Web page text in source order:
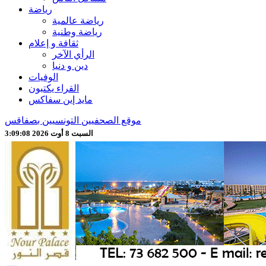
رياضة
رياضة عالمية
رياضة وطنية
ثقافة و إعلام
الرأي الآخر
دين و دنيا
الوفيات
القراء يكتبون
مايد إين سفاكس
موقع الصحفيين التونسيين بصفاقس
السبت 8 أوت 2026 3:09:10